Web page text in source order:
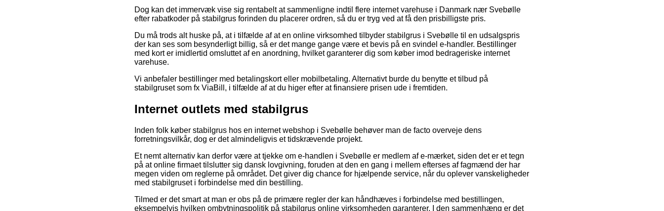
Dog kan det immervæk vise sig rentabelt at sammenligne indtil flere internet varehuse i Danmark nær Svebølle
efter rabatkoder på stabilgrus forinden du placerer ordren, så du er tryg ved at få den prisbilligste pris.
Du må trods alt huske på, at i tilfælde af at en online virksomhed tilbyder stabilgrus i Svebølle til en udsalgspris
der kan ses som besynderligt billig, så er det mange gange være et bevis på en svindel e-handler. Bestillinger
med kort er imidlertid omsluttet af en anordning, hvilket garanterer dig som køber imod bedrageriske internet
varehuse.
Vi anbefaler bestillinger med betalingskort eller mobilbetaling. Alternativt burde du benytte et tilbud på
stabilgruset som fx ViaBill, i tilfælde af at du higer efter at finansiere prisen ude i fremtiden.
Internet outlets med stabilgrus
Inden folk køber stabilgrus hos en internet webshop i Svebølle behøver man de facto overveje dens
forretningsvilkår, dog er det almindeligvis et tidskrævende projekt.
Et nemt alternativ kan derfor være at tjekke om e-handlen i Svebølle er medlem af e-mærket, siden det er et tegn
på at online firmaet tilslutter sig dansk lovgivning, foruden at den en gang i mellem efterses af fagmænd der har
megen viden om reglerne på området. Det giver dig chance for hjælpende service, når du oplever vanskeligheder
med stabilgruset i forbindelse med din bestilling.
Tilmed er det smart at man er obs på de primære regler der kan håndhæves i forbindelse med bestillingen,
eksempelvis hvilken ombytningspolitik på stabilgrus online virksomheden garanterer. I den sammenhæng er det